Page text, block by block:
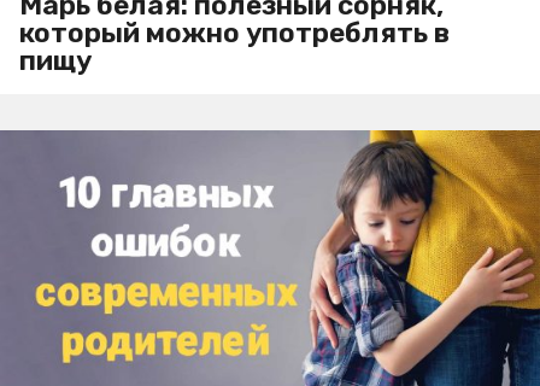
который можно употреблять в
пищу